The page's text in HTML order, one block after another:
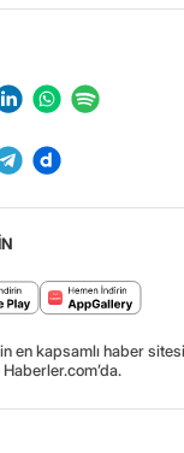
en kapsamlı haber